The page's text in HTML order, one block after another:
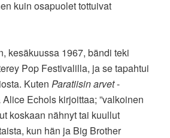
kuin osapuolet tottuivat
kesäkuussa 1967, bändi teki
Pop Festivalilla, ja se tapahtui
Kuten Paratiisin arvet-
Echols kirjoittaa; ”valkoinen
koskaan nähnyt tai kuullut
kun hän ja Big Brother